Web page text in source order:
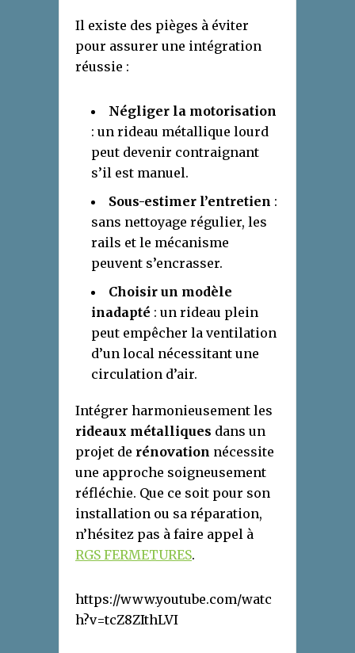
Il existe des pièges à éviter
pour assurer une intégration
réussie :
Négliger la motorisation
: un rideau métallique lourd
peut devenir contraignant
s’il est manuel.
Sous-estimer l’entretien :
sans nettoyage régulier, les
rails et le mécanisme
peuvent s’encrasser.
Choisir un modèle
inadapté : un rideau plein
peut empêcher la ventilation
d’un local nécessitant une
circulation d’air.
Intégrer harmonieusement les
rideaux métalliques dans un
projet de rénovation nécessite
une approche soigneusement
réfléchie. Que ce soit pour son
installation ou sa réparation,
n’hésitez pas à faire appel à
RGS FERMETURES.
https://www.youtube.com/watc
h?v=tcZ8ZIthLVI